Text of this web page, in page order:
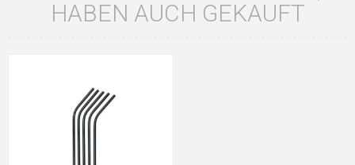
HABEN AUCH GEKAUFT